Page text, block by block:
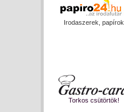
Irodaszerek, papírok
Torkos csütörtök!